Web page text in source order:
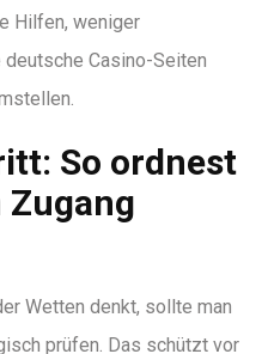
Hilfen, weniger
deutsche Casino-Seiten
So ordnest
Zugang
Wetten denkt, sollte man
prüfen. Das schützt vor